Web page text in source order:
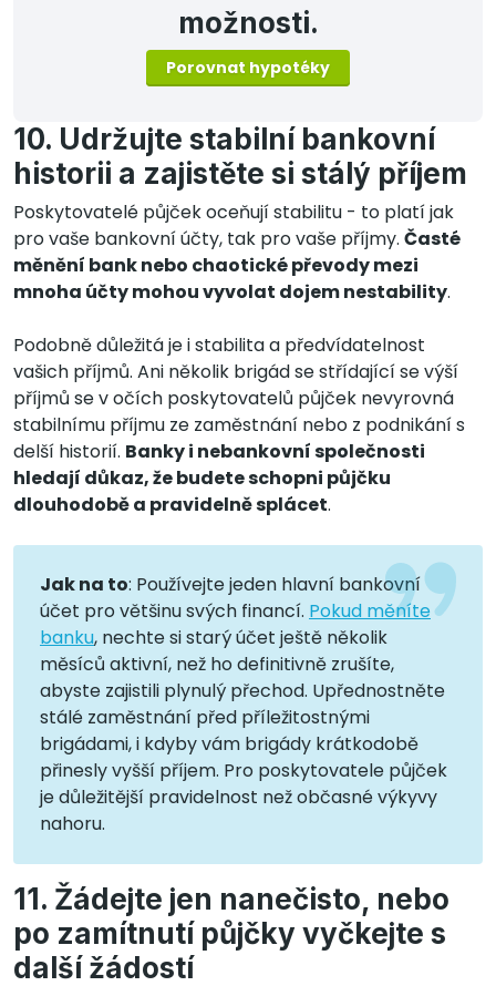
možnosti.
Porovnat hypotéky
10. Udržujte stabilní bankovní
historii a zajistěte si stálý příjem
Poskytovatelé půjček oceňují stabilitu - to platí jak
pro vaše bankovní účty, tak pro vaše příjmy. Časté
měnění bank nebo chaotické převody mezi
mnoha účty mohou vyvolat dojem nestability.
Podobně důležitá je i stabilita a předvídatelnost
vašich příjmů. Ani několik brigád se střídající se výší
příjmů se v očích poskytovatelů půjček nevyrovná
stabilnímu příjmu ze zaměstnání nebo z podnikání s
delší historií. Banky i nebankovní společnosti
hledají důkaz, že budete schopni půjčku
dlouhodobě a pravidelně splácet.
Jak na to: Používejte jeden hlavní bankovní
účet pro většinu svých financí. Pokud měníte
banku, nechte si starý účet ještě několik
měsíců aktivní, než ho definitivně zrušíte,
abyste zajistili plynulý přechod. Upřednostněte
stálé zaměstnání před příležitostnými
brigádami, i kdyby vám brigády krátkodobě
přinesly vyšší příjem. Pro poskytovatele půjček
je důležitější pravidelnost než občasné výkyvy
nahoru.
11. Žádejte jen nanečisto, nebo
po zamítnutí půjčky vyčkejte s
další žádostí